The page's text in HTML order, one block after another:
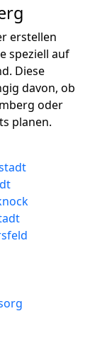
erstellen
speziell auf
Diese
davon, ob
oder
planen.